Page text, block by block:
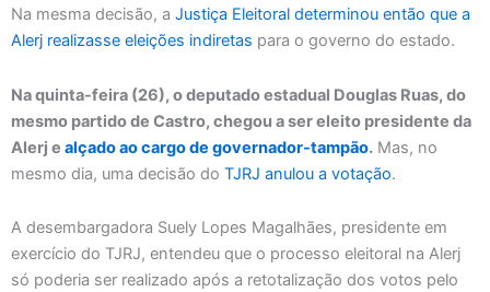
Na mesma decisão, a Justiça Eleitoral determinou então que a
Alerj realizasse eleições indiretas para o governo do estado.
Na quinta-feira (26), o deputado estadual Douglas Ruas, do
mesmo partido de Castro, chegou a ser eleito presidente da
Alerj e alçado ao cargo de governador-tampão. Mas, no
mesmo dia, uma decisão do TJRJ anulou a votação.
A desembargadora Suely Lopes Magalhães, presidente em
exercício do TJRJ, entendeu que o processo eleitoral na Alerj
só poderia ser realizado após a retotalização dos votos pelo